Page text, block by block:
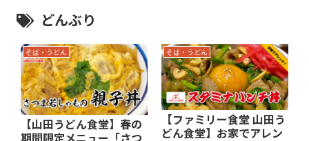
どんぶり
そば・うどん
【山田うどん食堂】春の
そば・うどん
【ファミリー食堂 山田う
どん食堂】お家でアレン